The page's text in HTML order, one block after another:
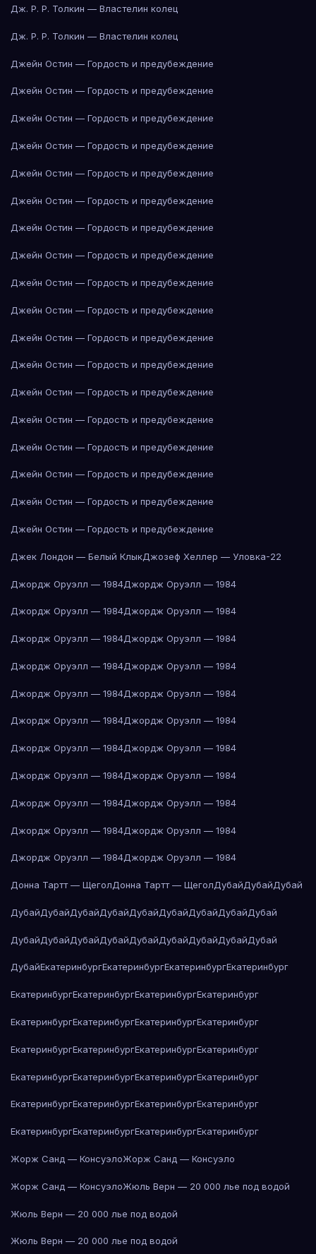
Дж. Р. Р. Толкин — Властелин колец
Дж. Р. Р. Толкин — Властелин колец
Джейн Остин — Гордость и предубеждение
Джейн Остин — Гордость и предубеждение
Джейн Остин — Гордость и предубеждение
Джейн Остин — Гордость и предубеждение
Джейн Остин — Гордость и предубеждение
Джейн Остин — Гордость и предубеждение
Джейн Остин — Гордость и предубеждение
Джейн Остин — Гордость и предубеждение
Джейн Остин — Гордость и предубеждение
Джейн Остин — Гордость и предубеждение
Джейн Остин — Гордость и предубеждение
Джейн Остин — Гордость и предубеждение
Джейн Остин — Гордость и предубеждение
Джейн Остин — Гордость и предубеждение
Джейн Остин — Гордость и предубеждение
Джейн Остин — Гордость и предубеждение
Джейн Остин — Гордость и предубеждение
Джейн Остин — Гордость и предубеждение
Джек Лондон — Белый КлыкДжозеф Хеллер — Уловка-22
Джордж Оруэлл — 1984Джордж Оруэлл — 1984
Джордж Оруэлл — 1984Джордж Оруэлл — 1984
Джордж Оруэлл — 1984Джордж Оруэлл — 1984
Джордж Оруэлл — 1984Джордж Оруэлл — 1984
Джордж Оруэлл — 1984Джордж Оруэлл — 1984
Джордж Оруэлл — 1984Джордж Оруэлл — 1984
Джордж Оруэлл — 1984Джордж Оруэлл — 1984
Джордж Оруэлл — 1984Джордж Оруэлл — 1984
Джордж Оруэлл — 1984Джордж Оруэлл — 1984
Джордж Оруэлл — 1984Джордж Оруэлл — 1984
Джордж Оруэлл — 1984Джордж Оруэлл — 1984
Донна Тартт — ЩеголДонна Тартт — ЩеголДубайДубайДубай
ДубайДубайДубайДубайДубайДубайДубайДубайДубай
ДубайДубайДубайДубайДубайДубайДубайДубайДубай
ДубайЕкатеринбургЕкатеринбургЕкатеринбургЕкатеринбург
ЕкатеринбургЕкатеринбургЕкатеринбургЕкатеринбург
ЕкатеринбургЕкатеринбургЕкатеринбургЕкатеринбург
ЕкатеринбургЕкатеринбургЕкатеринбургЕкатеринбург
ЕкатеринбургЕкатеринбургЕкатеринбургЕкатеринбург
ЕкатеринбургЕкатеринбургЕкатеринбургЕкатеринбург
ЕкатеринбургЕкатеринбургЕкатеринбургЕкатеринбург
Жорж Санд — КонсуэлоЖорж Санд — Консуэло
Жорж Санд — КонсуэлоЖюль Верн — 20 000 лье под водой
Жюль Верн — 20 000 лье под водой
Жюль Верн — 20 000 лье под водой